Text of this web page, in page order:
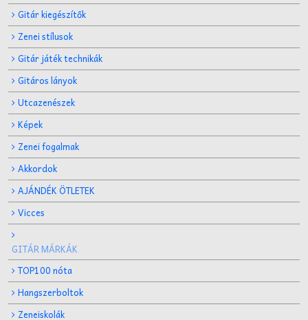
Gitár kiegészítők
Zenei stílusok
Gitár játék technikák
Gitáros lányok
Utcazenészek
Képek
Zenei fogalmak
Akkordok
AJÁNDÉK ÖTLETEK
Vicces
GITÁR MÁRKÁK
TOP100 nóta
Hangszerboltok
Zeneiskolák